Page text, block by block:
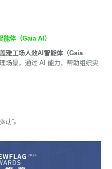
体（Gaia AI）
盖雅工场人效AI智能体（Gaia
场景，通过 AI 能力，帮助组织实
动”。